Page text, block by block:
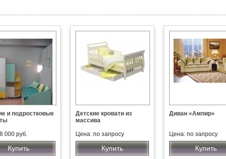
и подростковые
000 руб.
Купить
Детские кровати из
массива
Цена: по запросу
Купить
Диван «Ампир»
Цена: по запросу
Купить